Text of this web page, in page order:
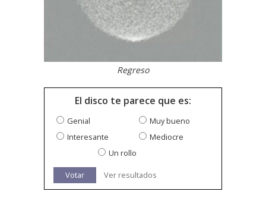
Regreso
El disco te parece que es:
Genial
Muy bueno
Interesante
Mediocre
Un rollo
Votar Ver resultados